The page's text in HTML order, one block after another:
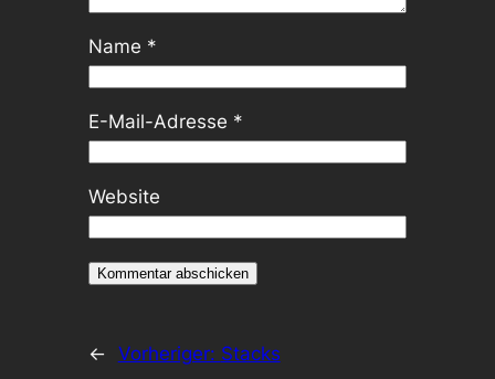
Name *
E-Mail-Adresse *
Website
← Vorheriger: Stacks